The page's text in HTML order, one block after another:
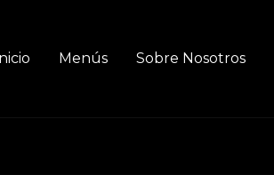
Menús Sobre Nosotros